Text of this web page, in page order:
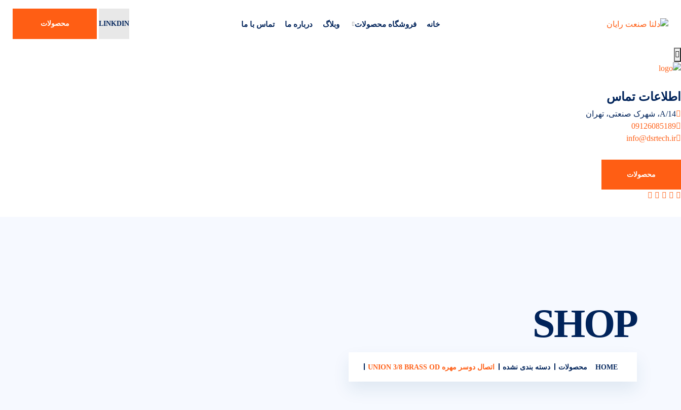
خانه فروشگاه محصولات وبلاگ درباره ما تماس با ما LINKDIN محصولات
اطلاعات تماس
14/A، شهرک صنعتی، تهران
09126085189
info@dsrtech.ir
محصولات
SHOP
HOME محصولات دسته بندی نشده اتصال دوسر مهره UNION 3/8 BRASS OD